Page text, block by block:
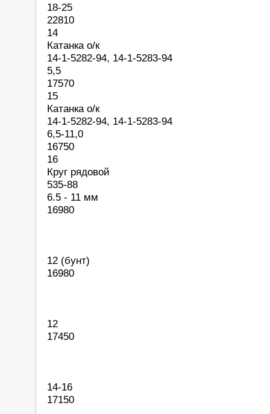
18-25
22810
14
Катанка о/к
14-1-5282-94, 14-1-5283-94
5,5
17570
15
Катанка о/к
14-1-5282-94, 14-1-5283-94
6,5-11,0
16750
16
Круг рядовой
535-88
6.5 - 11 мм
16980
12 (бунт)
16980
12
17450
14-16
17150